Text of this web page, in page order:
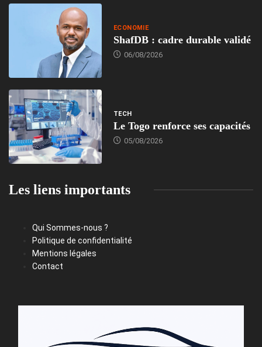
ECONOMIE
ShafDB : cadre durable validé
06/08/2026
TECH
Le Togo renforce ses capacités
05/08/2026
Les liens importants
Qui Sommes-nous ?
Politique de confidentialité
Mentions légales
Contact